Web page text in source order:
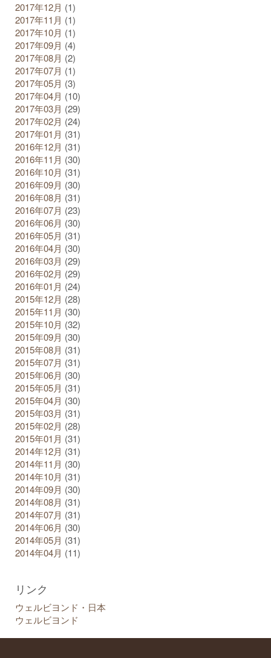
2017年12月 (1)
2017年11月 (1)
2017年10月 (1)
2017年09月 (4)
2017年08月 (2)
2017年07月 (1)
2017年05月 (3)
2017年04月 (10)
2017年03月 (29)
2017年02月 (24)
2017年01月 (31)
2016年12月 (31)
2016年11月 (30)
2016年10月 (31)
2016年09月 (30)
2016年08月 (31)
2016年07月 (23)
2016年06月 (30)
2016年05月 (31)
2016年04月 (30)
2016年03月 (29)
2016年02月 (29)
2016年01月 (24)
2015年12月 (28)
2015年11月 (30)
2015年10月 (32)
2015年09月 (30)
2015年08月 (31)
2015年07月 (31)
2015年06月 (30)
2015年05月 (31)
2015年04月 (30)
2015年03月 (31)
2015年02月 (28)
2015年01月 (31)
2014年12月 (31)
2014年11月 (30)
2014年10月 (31)
2014年09月 (30)
2014年08月 (31)
2014年07月 (31)
2014年06月 (30)
2014年05月 (31)
2014年04月 (11)
リンク
ウェルビヨンド・日本
ウェルビヨンド